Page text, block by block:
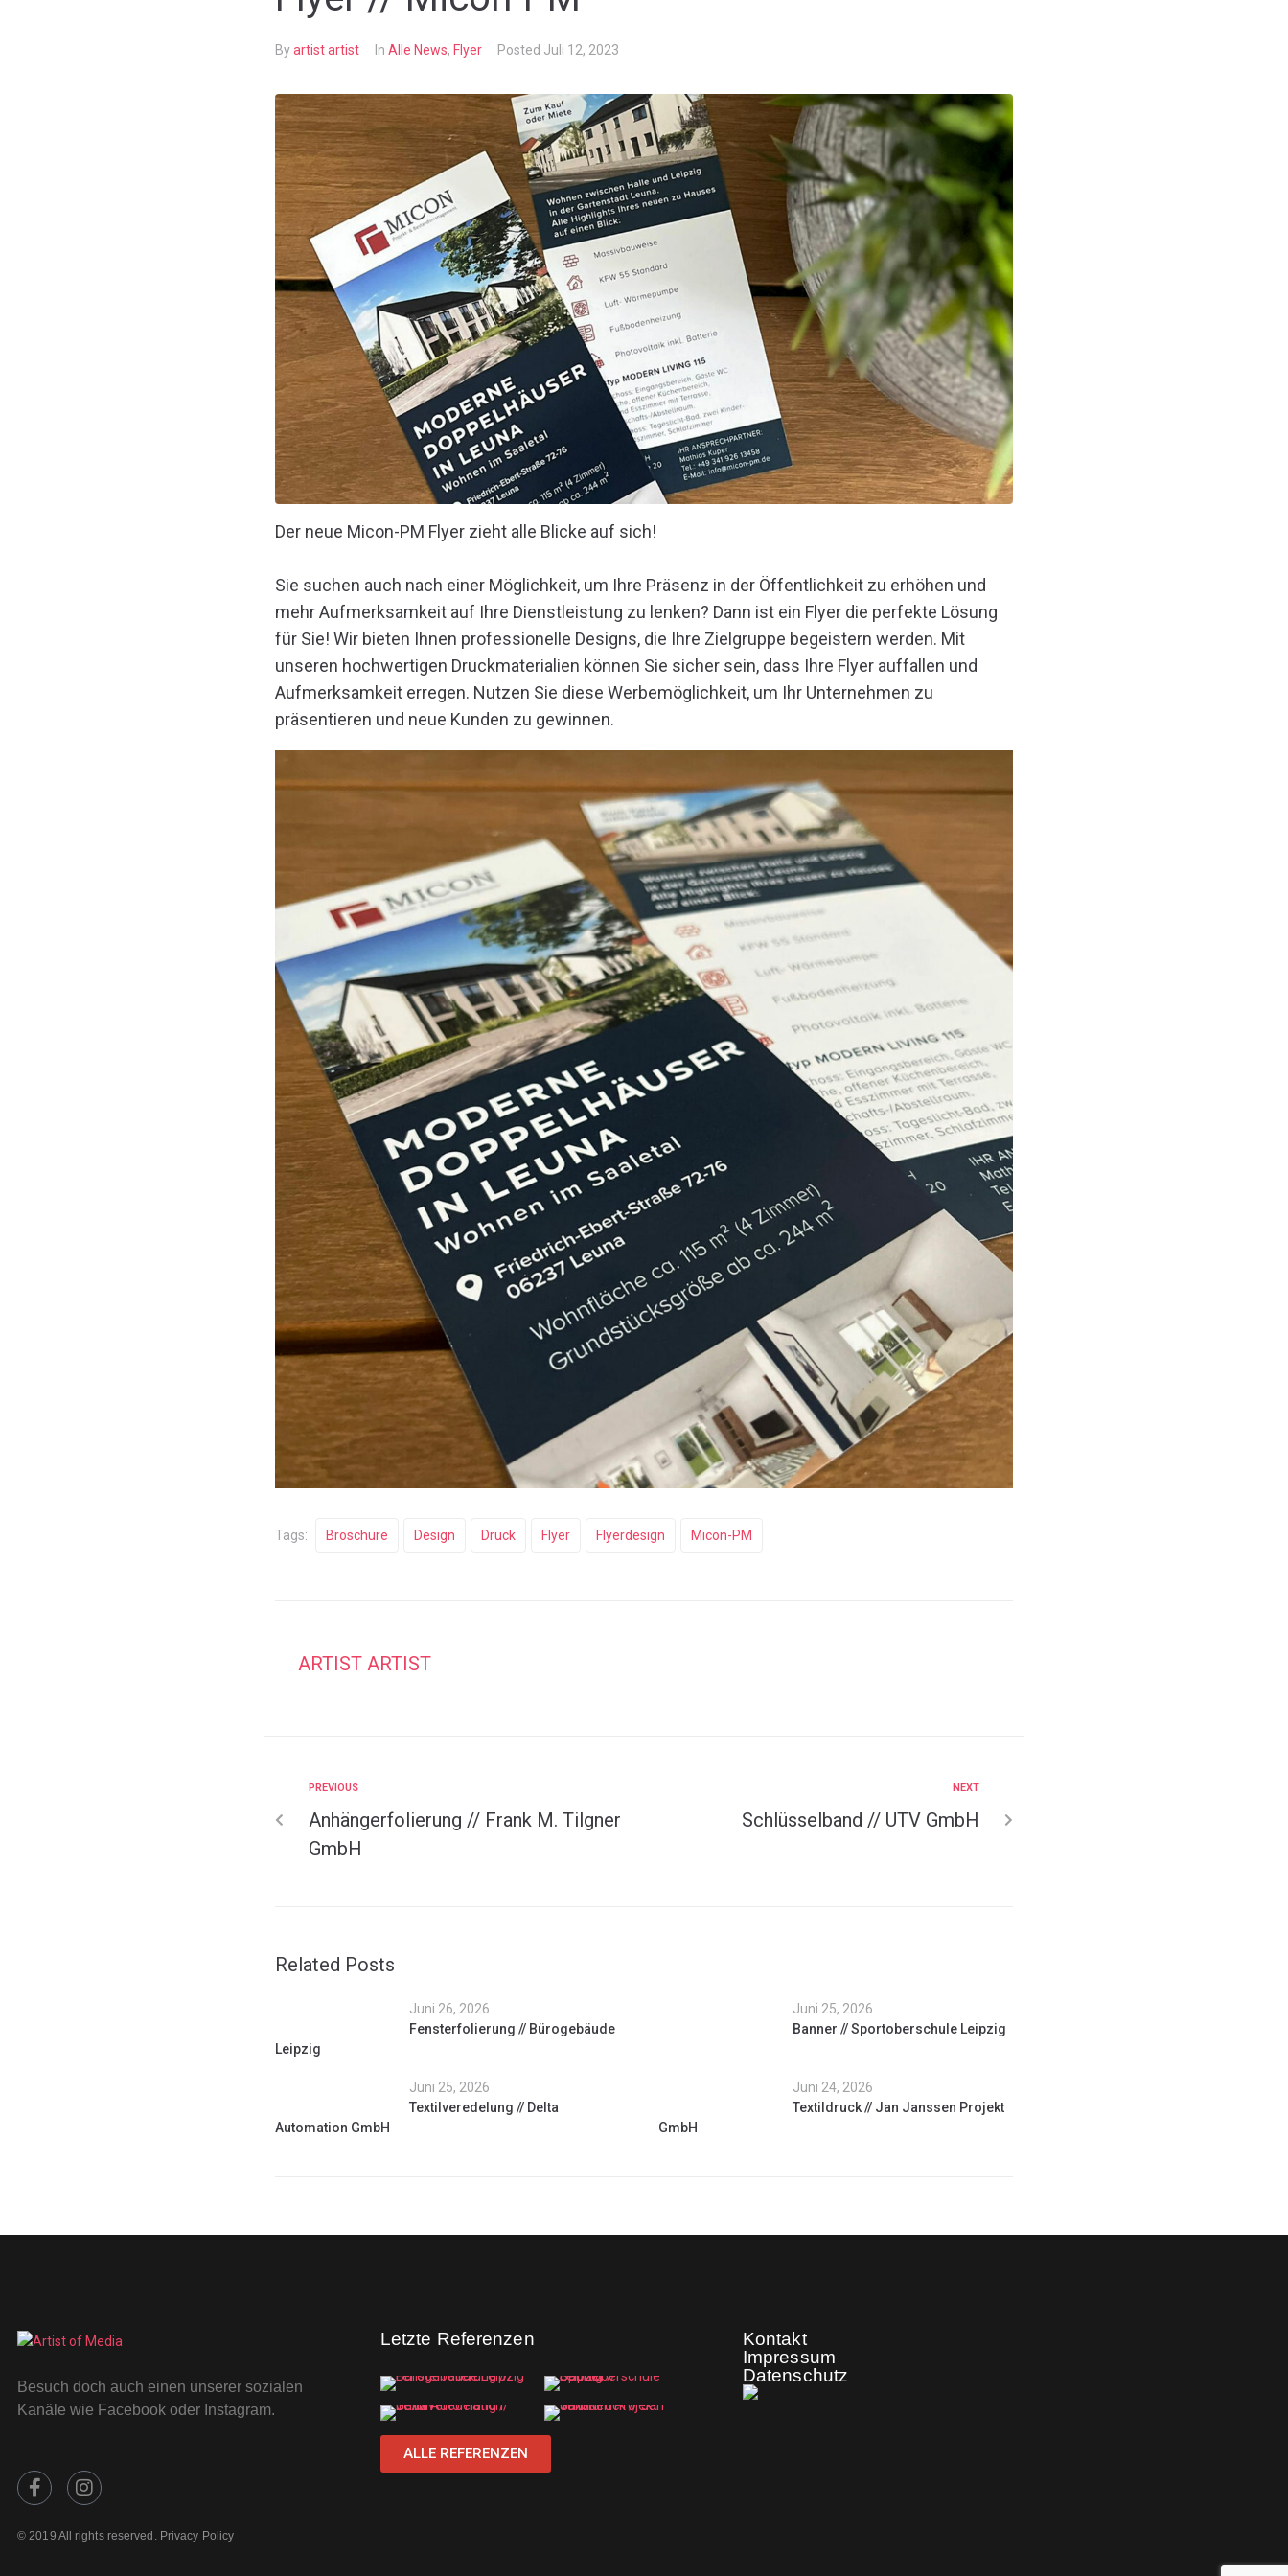
Byartist artist In Alle News, Flyer Posted Juli 12, 2023
Der neue Micon-PM Flyer zieht alle Blicke auf sich!
Sie suchen auch nach einer Möglichkeit, um Ihre Präsenz in der Öffentlichkeit zu erhöhen und
mehr Aufmerksamkeit auf Ihre Dienstleistung zu lenken? Dann ist ein Flyer die perfekte Lösung
für Sie! Wir bieten Ihnen professionelle Designs, die Ihre Zielgruppe begeistern werden. Mit
unseren hochwertigen Druckmaterialien können Sie sicher sein, dass Ihre Flyer auffallen und
Aufmerksamkeit erregen. Nutzen Sie diese Werbemöglichkeit, um Ihr Unternehmen zu
präsentieren und neue Kunden zu gewinnen.
Tags: Broschüre Design Druck Flyer Flyerdesign Micon-PM
ARTIST ARTIST
PREVIOUS
Anhängerfolierung // Frank M. Tilgner
GmbH
NEXT
Schlüsselband // UTV GmbH
Related Posts
Juni 26, 2026
Fensterfolierung // Bürogebäude
Leipzig
Juni 25, 2026
Banner // Sportoberschule Leipzig
Juni 25, 2026
Textilveredelung // Delta
Automation GmbH
Juni 24, 2026
Textildruck // Jan Janssen Projekt
GmbH
Besuch doch auch einen unserer sozialen
Kanäle wie Facebook oder Instagram.
© 2019 All rights reserved. Privacy Policy
Letzte Referenzen
ALLE REFERENZEN
Kontakt
Impressum
Datenschutz